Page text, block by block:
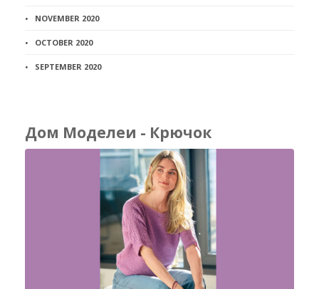
NOVEMBER 2020
OCTOBER 2020
SEPTEMBER 2020
Дом Моделеи - Крючок